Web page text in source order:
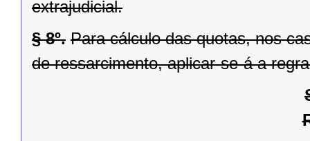
extrajudicial.
§ 8º. Para cálculo das quotas, nos
de ressarcimento, aplicar-se-á a